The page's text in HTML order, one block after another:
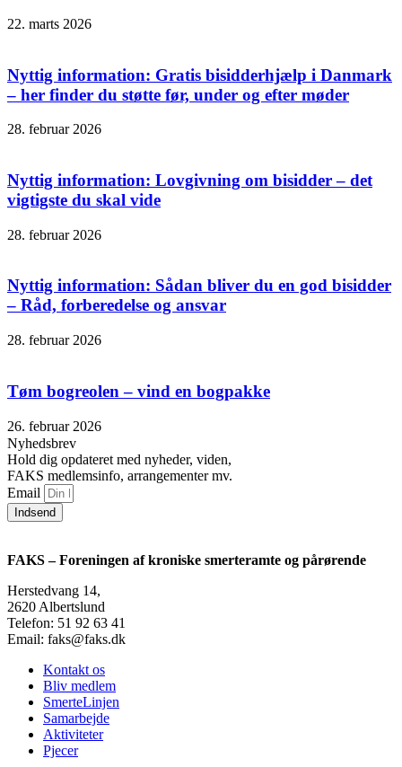
22. marts 2026
Nyttig information: Gratis bisidderhjælp i Danmark
– her finder du støtte før, under og efter møder
28. februar 2026
Nyttig information: Lovgivning om bisidder – det
vigtigste du skal vide
28. februar 2026
Nyttig information: Sådan bliver du en god bisidder
– Råd, forberedelse og ansvar
28. februar 2026
Tøm bogreolen – vind en bogpakke
26. februar 2026
Nyhedsbrev
Hold dig opdateret med nyheder, viden,
FAKS medlemsinfo, arrangementer mv.
Email
Indsend
FAKS – Foreningen af kroniske smerteramte og pårørende
Herstedvang 14,
2620 Albertslund
Telefon: 51 92 63 41
Email: faks@faks.dk
Kontakt os
Bliv medlem
SmerteLinjen
Samarbejde
Aktiviteter
Pjecer